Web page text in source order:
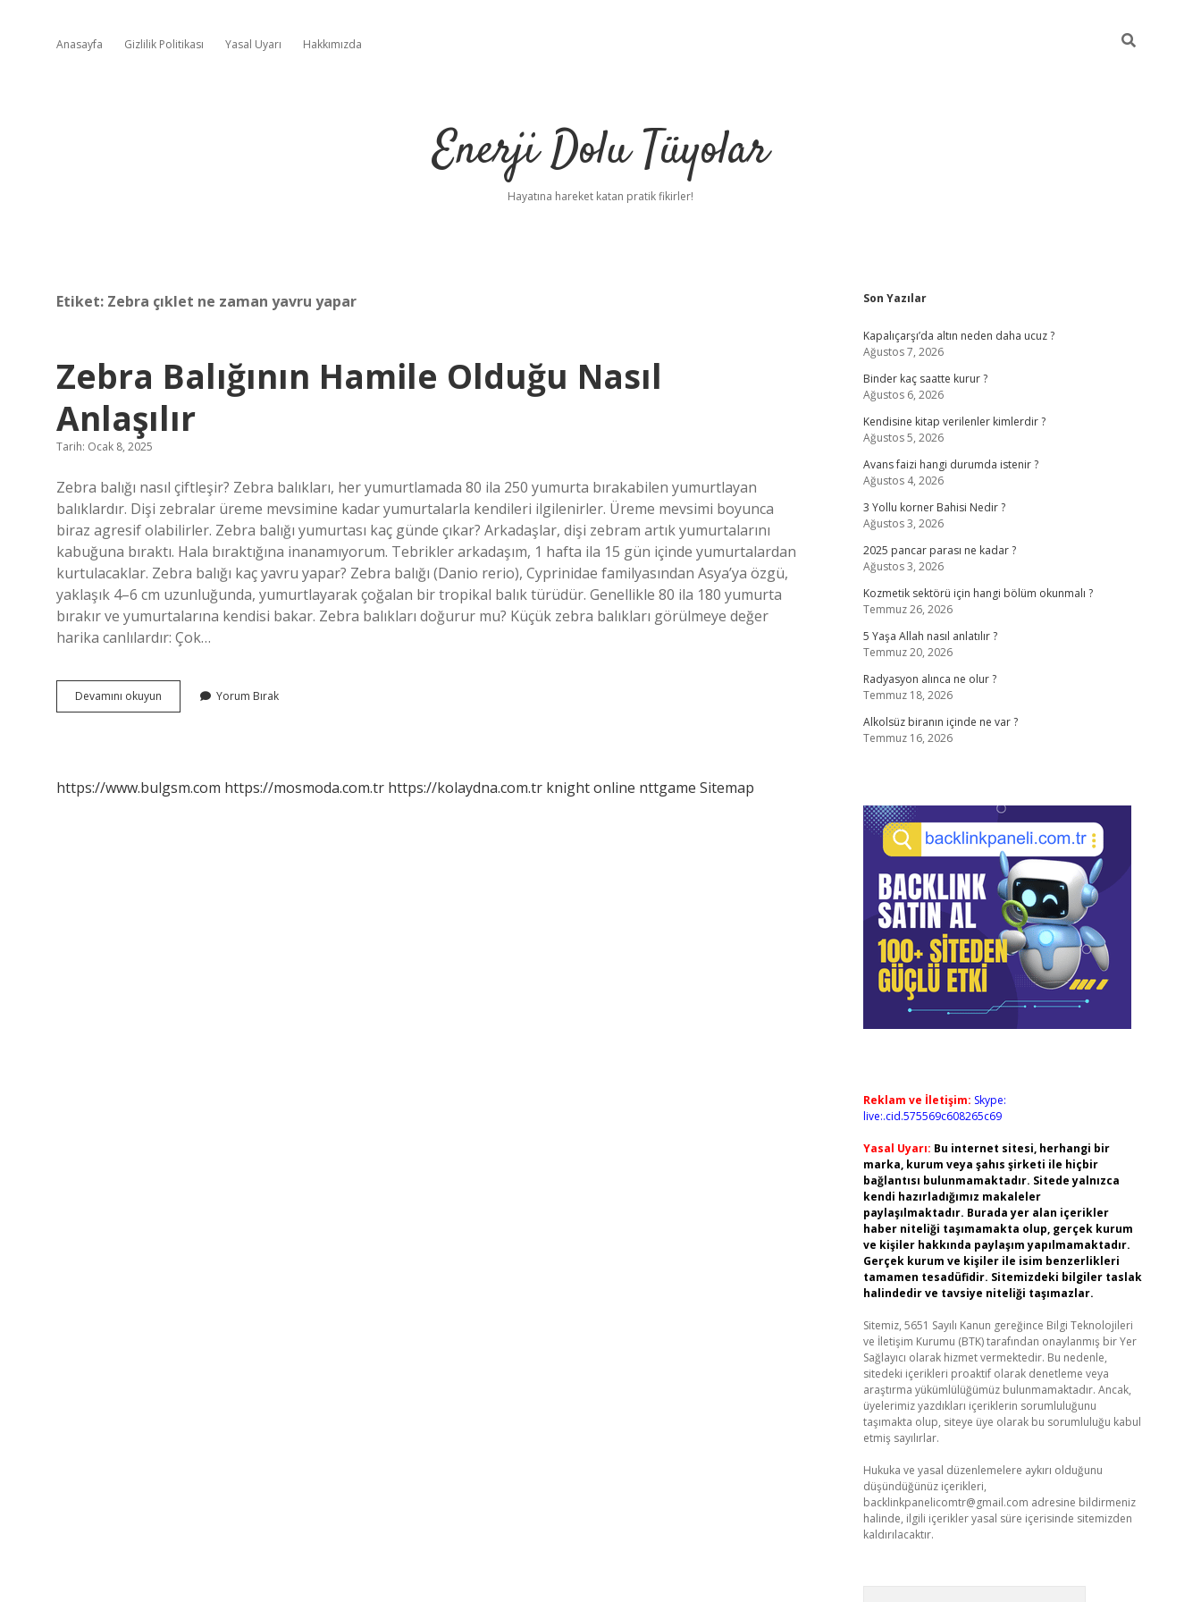
Anasayfa Gizlilik Politikası Yasal Uyarı Hakkımızda
Enerji Dolu Tüyolar
Hayatına hareket katan pratik fikirler!
Etiket: Zebra çıklet ne zaman yavru yapar
Zebra Balığının Hamile Olduğu Nasıl
Anlaşılır
Tarih: Ocak 8, 2025
Zebra balığı nasıl çiftleşir? Zebra balıkları, her yumurtlamada 80 ila 250 yumurta bırakabilen yumurtlayan
balıklardır. Dişi zebralar üreme mevsimine kadar yumurtalarla kendileri ilgilenirler. Üreme mevsimi boyunca
biraz agresif olabilirler. Zebra balığı yumurtası kaç günde çıkar? Arkadaşlar, dişi zebram artık yumurtalarını
kabuğuna bıraktı. Hala bıraktığına inanamıyorum. Tebrikler arkadaşım, 1 hafta ila 15 gün içinde yumurtalardan
kurtulacaklar. Zebra balığı kaç yavru yapar? Zebra balığı (Danio rerio), Cyprinidae familyasından Asya’ya özgü,
yaklaşık 4–6 cm uzunluğunda, yumurtlayarak çoğalan bir tropikal balık türüdür. Genellikle 80 ila 180 yumurta
bırakır ve yumurtalarına kendisi bakar. Zebra balıkları doğurur mu? Küçük zebra balıkları görülmeye değer
harika canlılardır: Çok…
Devamını okuyun
Balığının
Yorum Bırak
https://www.bulgsm.com https://mosmoda.com.tr https://kolaydna.com.tr knight online nttgame Sitemap
Sidebar
Son Yazılar
Kapalıçarşı’da altın neden daha ucuz ?
Ağustos 7, 2026
Binder kaç saatte kurur ?
Ağustos 6, 2026
Kendisine kitap verilenler kimlerdir ?
Ağustos 5, 2026
Avans faizi hangi durumda istenir ?
Ağustos 4, 2026
3 Yollu korner Bahisi Nedir ?
Ağustos 3, 2026
2025 pancar parası ne kadar ?
Ağustos 3, 2026
Kozmetik sektörü için hangi bölüm okunmalı ?
Temmuz 26, 2026
5 Yaşa Allah nasıl anlatılır ?
Temmuz 20, 2026
Radyasyon alınca ne olur ?
Temmuz 18, 2026
Alkolsüz biranın içinde ne var ?
Temmuz 16, 2026
Reklam ve İletişim: Skype:
live:.cid.575569c608265c69
Yasal Uyarı: Bu internet sitesi, herhangi bir
marka, kurum veya şahıs şirketi ile hiçbir
bağlantısı bulunmamaktadır. Sitede yalnızca
kendi hazırladığımız makaleler
paylaşılmaktadır. Burada yer alan içerikler
haber niteliği taşımamakta olup, gerçek kurum
ve kişiler hakkında paylaşım yapılmamaktadır.
Gerçek kurum ve kişiler ile isim benzerlikleri
tamamen tesadüfidir. Sitemizdeki bilgiler taslak
halindedir ve tavsiye niteliği taşımazlar.
Sitemiz, 5651 Sayılı Kanun gereğince Bilgi Teknolojileri
ve İletişim Kurumu (BTK) tarafından onaylanmış bir Yer
Sağlayıcı olarak hizmet vermektedir. Bu nedenle,
sitedeki içerikleri proaktif olarak denetleme veya
araştırma yükümlülüğümüz bulunmamaktadır. Ancak,
üyelerimiz yazdıkları içeriklerin sorumluluğunu
taşımakta olup, siteye üye olarak bu sorumluluğu kabul
etmiş sayılırlar.
Hukuka ve yasal düzenlemelere aykırı olduğunu
düşündüğünüz içerikleri,
backlinkpanelicomtr@gmail.com adresine bildirmeniz
halinde, ilgili içerikler yasal süre içerisinde sitemizden
kaldırılacaktır.
ilbet güncel giriş adresi